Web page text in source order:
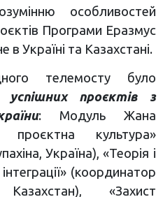
особливостей
Програми Еразмус
Україні та Казахстані.
телемосту було
успішних проєктів з
: Модуль Жана
проєктна культура»
Україна), «Теорія і
(координатор
«Захист